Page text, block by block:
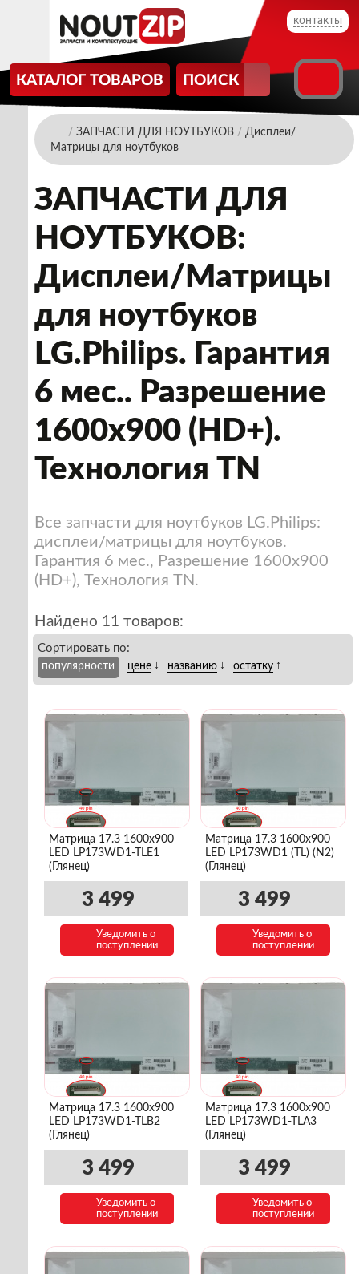
контакты
КАТАЛОГ ТОВАРОВ ПОИСК
/ ЗАПЧАСТИ ДЛЯ НОУТБУКОВ / Дисплеи/
Матрицы для ноутбуков
ЗАПЧАСТИ ДЛЯ
НОУТБУКОВ:
Дисплеи/Матрицы
для ноутбуков
LG.Philips. Гарантия
6 мес.. Разрешение
1600x900 (HD+).
Технология TN
Все запчасти для ноутбуков LG.Philips:
дисплеи/матрицы для ноутбуков.
Гарантия 6 мес., Разрешение 1600x900
(HD+), Технология TN.
Найдено 11 товаров:
Сортировать по:
популярности цене ↓ названию ↓ остатку ↑
Матрица 17.3 1600x900
LED LP173WD1-TLE1
(Глянец)
3 499
Уведомить о
поступлении
Матрица 17.3 1600x900
LED LP173WD1 (TL) (N2)
(Глянец)
3 499
Уведомить о
поступлении
Матрица 17.3 1600x900
LED LP173WD1-TLB2
(Глянец)
3 499
Уведомить о
поступлении
Матрица 17.3 1600x900
LED LP173WD1-TLA3
(Глянец)
3 499
Уведомить о
поступлении